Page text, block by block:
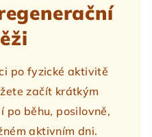
po fyzické aktivitě
začít krátkým
po běhu, posilovně,
aktivním dni.